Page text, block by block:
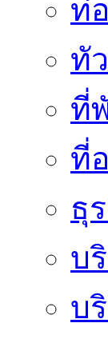
ท่
ทั
ที่
ที่
ธุ
บ
บ